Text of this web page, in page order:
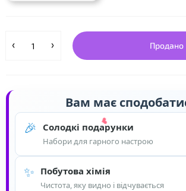
Продано
Вам має
🎉 Солодкі подарунки
Набори для гарного настрою
✨ Побутова хімія
Чистота, яку видно і відчувається